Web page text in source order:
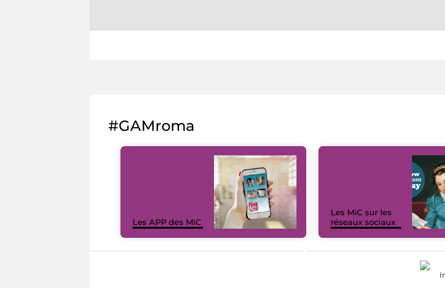
#GAMroma
Les APP des MiC
Les MiC sur les
réseaux sociaux